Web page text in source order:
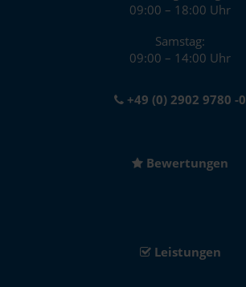
09:00 – 18:00 Uhr
Samstag:
09:00 – 14:00 Uhr
+49 (0) 2902 9780 -0
Bewertungen
Leistungen